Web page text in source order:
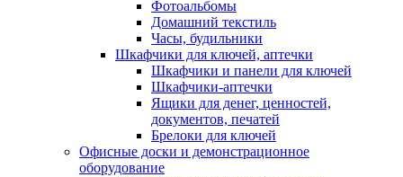
Фотоальбомы
Домашний текстиль
Часы, будильники
Шкафчики для ключей, аптечки
Шкафчики и панели для ключей
Шкафчики-аптечки
Ящики для денег, ценностей,
документов, печатей
Брелоки для ключей
Офисные доски и демонстрационное
оборудование